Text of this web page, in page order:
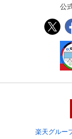
会員
決済方法変更
公
楽天グルー